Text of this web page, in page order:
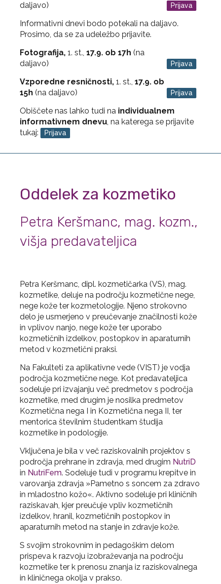
daljavo)
Prijava
Informativni dnevi bodo potekali na daljavo.
Prosimo, da se za udeležbo prijavite.
Fotografija, 1. st., 17.9. ob 17h (na
daljavo)
Prijava
Vzporedne resničnosti, 1. st., 17.9. ob
15h (na daljavo) Prijava
Obiščete nas lahko tudi na individualnem
informativnem dnevu, na katerega se prijavite
tukaj:
Prijava
Oddelek za kozmetiko
Petra Keršmanc, mag. kozm.,
višja predavateljica
Petra Keršmanc, dipl. kozmetičarka (VS), mag.
kozmetike, deluje na področju kozmetične nege,
nege kože ter kozmetologije. Njeno strokovno
delo je usmerjeno v preučevanje značilnosti kože
in vplivov nanjo, nege kože ter uporabo
kozmetičnih izdelkov, postopkov in aparaturnih
metod v kozmetični praksi.
Na Fakulteti za aplikativne vede (VIST) je vodja
področja kozmetične nege. Kot predavateljica
sodeluje pri izvajanju več predmetov s področja
kozmetike, med drugim je nosilka predmetov
Kozmetična nega I in Kozmetična nega II, ter
mentorica številnim študentkam študija
kozmetike in podologije.
Vključena je bila v več raziskovalnih projektov s
področja prehrane in zdravja, med drugim NutriD
in NutriFem. Sodeluje tudi v programu krepitve in
varovanja zdravja »Pametno s soncem za zdravo
in mladostno kožo«. Aktivno sodeluje pri kliničnih
raziskavah, kjer preučuje vpliv kozmetičnih
izdelkov, hranil, kozmetičnih postopkov in
aparaturnih metod na stanje in zdravje kože.
S svojim strokovnim in pedagoškim delom
prispeva k razvoju izobraževanja na področju
kozmetike ter k prenosu znanja iz raziskovalnega
in kliničnega okolja v prakso.